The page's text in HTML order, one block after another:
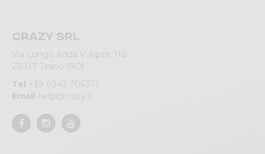
Crazy srl
Via Lungo Adda V Alpini, 118
23037 Tirano (SO)
Tel +39 0342 706371
Email help@crazy.it